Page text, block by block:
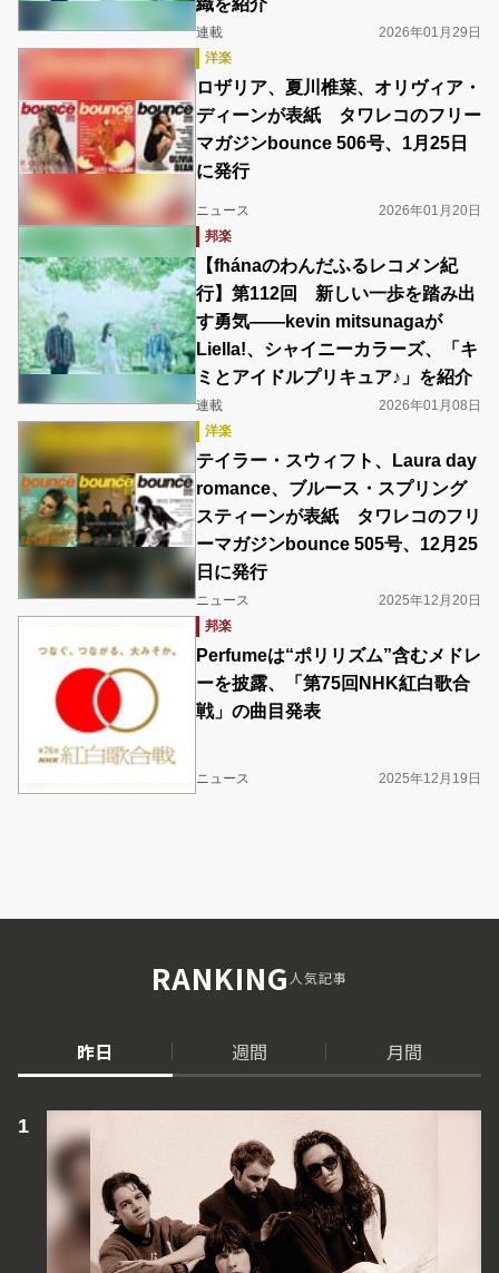
織を紹介
連載
2026年01月29日
洋楽
ロザリア、夏川椎菜、オリヴィア・
ディーンが表紙 タワレコのフリー
マガジンbounce 506号、1月25日
に発行
ニュース
2026年01月20日
邦楽
【fhánaのわんだふるレコメン紀
行】第112回 新しい一歩を踏み出
す勇気――kevin mitsunagaが
Liella!、シャイニーカラーズ、「キ
ミとアイドルプリキュア♪」を紹介
連載
2026年01月08日
洋楽
テイラー・スウィフト、Laura day
romance、ブルース・スプリング
スティーンが表紙 タワレコのフリ
ーマガジンbounce 505号、12月25
日に発行
ニュース
2025年12月20日
邦楽
Perfumeは“ポリリズム”含むメドレ
ーを披露、「第75回NHK紅白歌合
戦」の曲目発表
ニュース 2025年12月19日
RANKING人気記事
昨日 週間 月間